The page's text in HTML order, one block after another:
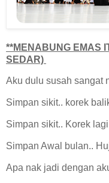
**MENABUNG EMAS
SEDAR)
Aku dulu susah sangat
Simpan sikit.. korek
Simpan sikit.. Korek
Simpan Awal bulan..
Apa nak jadi dengan